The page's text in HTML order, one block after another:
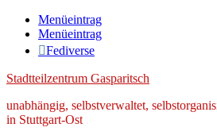
Menüeintrag
Menüeintrag
Fediverse
Stadtteilzentrum Gasparitsch
unabhängig, selbstverwaltet,
in Stuttgart-Ost